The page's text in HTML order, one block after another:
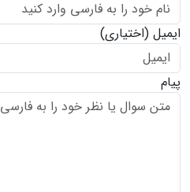
ایمیل (اختیاری)
پیام